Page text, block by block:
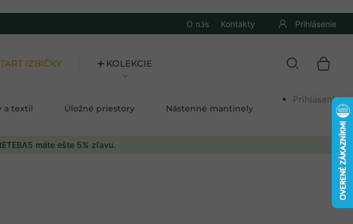
máte ešte 5% zľavu.
O nás Kontakty Prihlásenie
IZBIČKY ➕ KOLEKCIE
a textil Úložné priestory Nástenné mantinely
Prihlásenie